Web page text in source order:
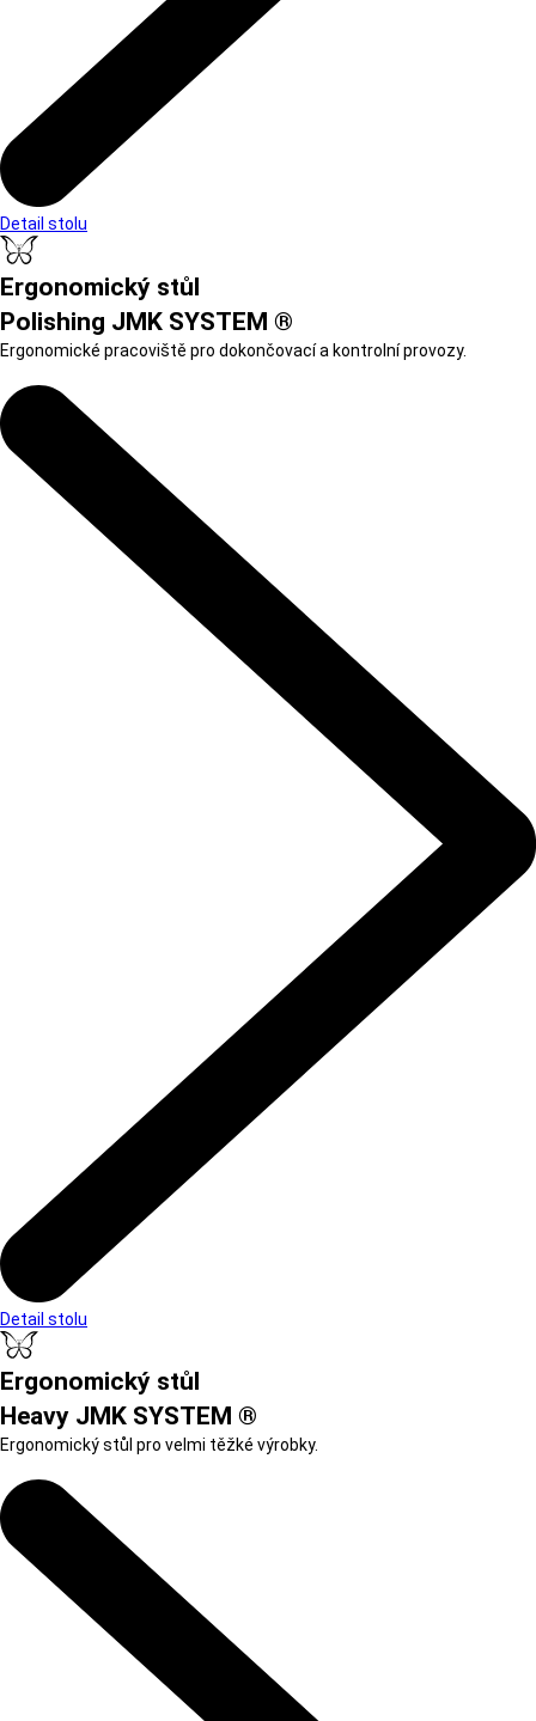
Detail stolu
Ergonomický stůl
Polishing JMK SYSTEM ®
Ergonomické pracoviště pro dokončovací a kontrolní provozy.
Detail stolu
Ergonomický stůl
Heavy JMK SYSTEM ®
Ergonomický stůl pro velmi těžké výrobky.